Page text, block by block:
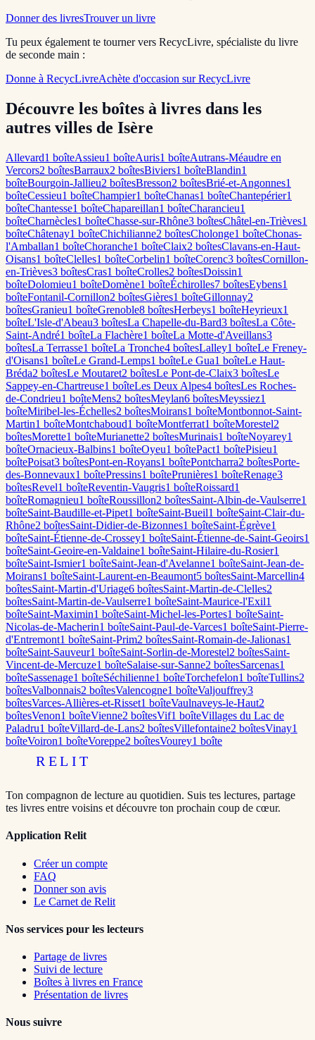
Donner des livresTrouver un livre
Tu peux également te tourner vers RecycLivre, spécialiste du livre
de seconde main :
Donne à RecycLivreAchète d'occasion sur RecycLivre
Découvre les boîtes à livres dans les
autres villes de Isère
Allevard1 boîteAssieu1 boîteAuris1 boîteAutrans-Méaudre en
Vercors2 boîtesBarraux2 boîtesBiviers1 boîteBlandin1
boîteBourgoin-Jallieu2 boîtesBresson2 boîtesBrié-et-Angonnes1
boîteCessieu1 boîteChampier1 boîteChanas1 boîteChantepérier1
boîteChantesse1 boîteChapareillan1 boîteCharancieu1
boîteCharnècles1 boîteChasse-sur-Rhône3 boîtesChâtel-en-Trièves1
boîteChâtenay1 boîteChichilianne2 boîtesCholonge1 boîteChonas-
l'Amballan1 boîteChoranche1 boîteClaix2 boîtesClavans-en-Haut-
Oisans1 boîteClelles1 boîteCorbelin1 boîteCorenc3 boîtesCornillon-
en-Trièves3 boîtesCras1 boîteCrolles2 boîtesDoissin1
boîteDolomieu1 boîteDomène1 boîteÉchirolles7 boîtesEybens1
boîteFontanil-Cornillon2 boîtesGières1 boîteGillonnay2
boîtesGranieu1 boîteGrenoble8 boîtesHerbeys1 boîteHeyrieux1
boîteL'Isle-d'Abeau3 boîtesLa Chapelle-du-Bard3 boîtesLa Côte-
Saint-André1 boîteLa Flachère1 boîteLa Motte-d'Aveillans3
boîtesLa Terrasse1 boîteLa Tronche4 boîtesLalley1 boîteLe Freney-
d'Oisans1 boîteLe Grand-Lemps1 boîteLe Gua1 boîteLe Haut-
Bréda2 boîtesLe Moutaret2 boîtesLe Pont-de-Claix3 boîtesLe
Sappey-en-Chartreuse1 boîteLes Deux Alpes4 boîtesLes Roches-
de-Condrieu1 boîteMens2 boîtesMeylan6 boîtesMeyssiez1
boîteMiribel-les-Échelles2 boîtesMoirans1 boîteMontbonnot-Saint-
Martin1 boîteMontchaboud1 boîteMontferrat1 boîteMorestel2
boîtesMorette1 boîteMurianette2 boîtesMurinais1 boîteNoyarey1
boîteOrnacieux-Balbins1 boîteOyeu1 boîtePact1 boîtePisieu1
boîtePoisat3 boîtesPont-en-Royans1 boîtePontcharra2 boîtesPorte-
des-Bonnevaux1 boîtePressins1 boîtePrunières1 boîteRenage3
boîtesRevel1 boîteReventin-Vaugris1 boîteRoissard1
boîteRomagnieu1 boîteRoussillon2 boîtesSaint-Albin-de-Vaulserre1
boîteSaint-Baudille-et-Pipet1 boîteSaint-Bueil1 boîteSaint-Clair-du-
Rhône2 boîtesSaint-Didier-de-Bizonnes1 boîteSaint-Égrève1
boîteSaint-Étienne-de-Crossey1 boîteSaint-Étienne-de-Saint-Geoirs1
boîteSaint-Geoire-en-Valdaine1 boîteSaint-Hilaire-du-Rosier1
boîteSaint-Ismier1 boîteSaint-Jean-d'Avelanne1 boîteSaint-Jean-de-
Moirans1 boîteSaint-Laurent-en-Beaumont5 boîtesSaint-Marcellin4
boîtesSaint-Martin-d'Uriage6 boîtesSaint-Martin-de-Clelles2
boîtesSaint-Martin-de-Vaulserre1 boîteSaint-Maurice-l'Exil1
boîteSaint-Maximin1 boîteSaint-Michel-les-Portes1 boîteSaint-
Nicolas-de-Macherin1 boîteSaint-Paul-de-Varces1 boîteSaint-Pierre-
d'Entremont1 boîteSaint-Prim2 boîtesSaint-Romain-de-Jalionas1
boîteSaint-Sauveur1 boîteSaint-Sorlin-de-Morestel2 boîtesSaint-
Vincent-de-Mercuze1 boîteSalaise-sur-Sanne2 boîtesSarcenas1
boîteSassenage1 boîteSéchilienne1 boîteTorchefelon1 boîteTullins2
boîtesValbonnais2 boîtesValencogne1 boîteValjouffrey3
boîtesVarces-Allières-et-Risset1 boîteVaulnaveys-le-Haut2
boîtesVenon1 boîteVienne2 boîtesVif1 boîteVillages du Lac de
Paladru1 boîteVillard-de-Lans2 boîtesVillefontaine2 boîtesVinay1
boîteVoiron1 boîteVoreppe2 boîtesVourey1 boîte
RELIT
Ton compagnon de lecture au quotidien. Suis tes lectures, partage
tes livres entre voisins et découvre ton prochain coup de cœur.
Application Relit
Créer un compte
FAQ
Donner son avis
Le Carnet de Relit
Nos services pour les lecteurs
Partage de livres
Suivi de lecture
Boîtes à livres en France
Présentation de livres
Nous suivre